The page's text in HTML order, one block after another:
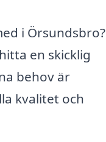
i Örsundsbro?
en skicklig
behov är
kvalitet och